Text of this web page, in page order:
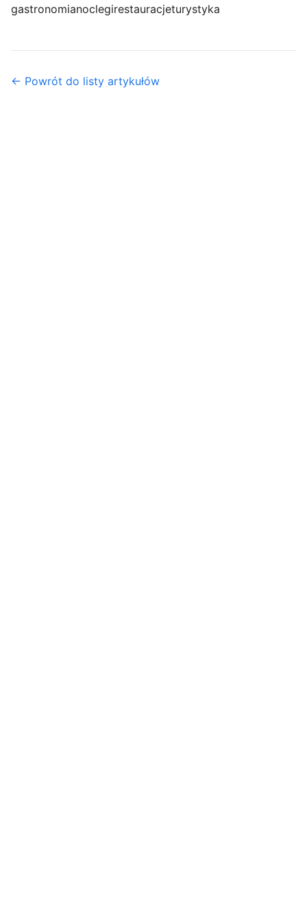
gastronomianoclegirestauracjeturystyka
← Powrót do listy artykułów